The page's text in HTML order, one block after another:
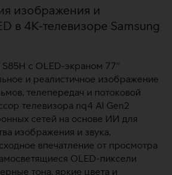
изображения и
в 4K-телевизоре Samsung
S85H с OLED-экраном 77''
и реалистичное изображение
телепередач и потоковой
телевизора nq4 AI Gen2
сетей на основе ИИ для
изображения и звука,
впечатление от просмотра
OLED-пиксели
тона, яркие цвета и